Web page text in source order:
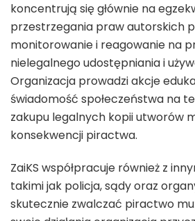
koncentrują się głównie na
przestrzegania praw autorskich
monitorowanie i reagowanie na
nielegalnego udostępniania i
Organizacja prowadzi akcje
świadomość społeczeństwa na
zakupu legalnych kopii utworów
konsekwencji piractwa.
ZaiKS współpracuje również z
takimi jak policja, sądy oraz
skutecznie zwalczać piractwo